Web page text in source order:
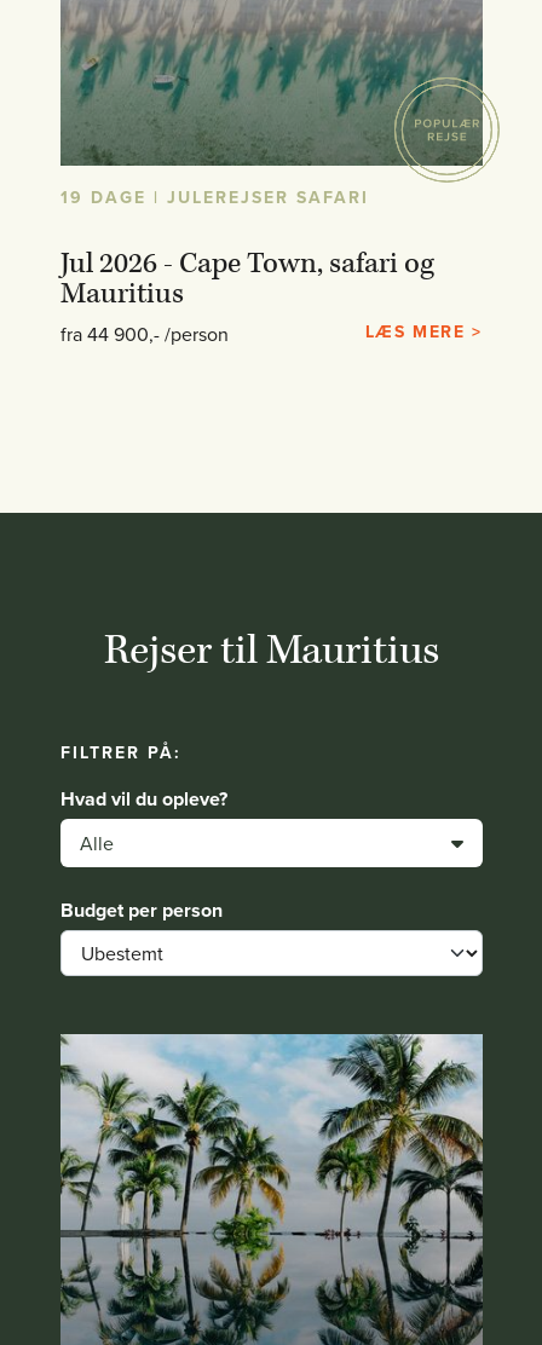
19 DAGE | JULEREJSER SAFARI
Jul 2026 - Cape Town, safari og
Mauritius
fra 44 900,- /person LÆS MERE >
Rejser til Mauritius
FILTRER PÅ:
Hvad vil du opleve?
Alle
Budget per person